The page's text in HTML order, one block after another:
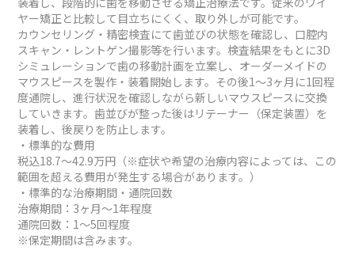
ヤー矯正と比較して目立ちにくく、取り外しが可能です。
カウンセリング・精密検査にて歯並びの状態を確認し、口腔内
スキャン・レントゲン撮影等を行います。検査結果をもとに3D
シミュレーションで歯の移動計画を立案し、オーダーメイドの
マウスピースを製作・装着開始します。その後1～3ヶ月に1回程
度通院し、進行状況を確認しながら新しいマウスピースに交換
していきます。歯並びが整った後はリテーナー（保定装置）を
装着し、後戻りを防止します。
・標準的な費用
税込18.7～42.9万円（※症状や希望の治療内容によっては、この
範囲を超える費用が発生する場合があります。）
・標準的な治療期間・通院回数
治療期間：3ヶ月～1年程度
通院回数：1～5回程度
※保定期間は含みます。